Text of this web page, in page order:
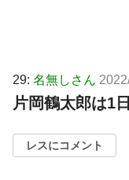
29: 名無しさん
片岡鶴太郎は1
レスにコメント